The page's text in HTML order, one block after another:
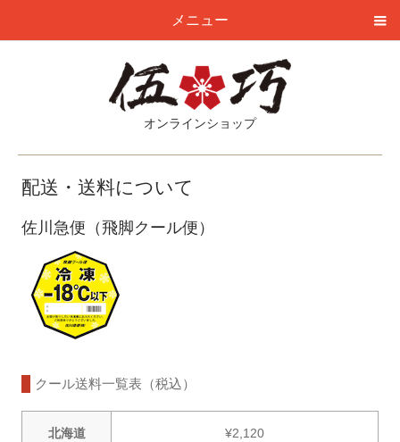
メニュー
オンラインショップ
配送・送料について
佐川急便（飛脚クール便）
クール送料一覧表（税込）
北海道 ¥2,120